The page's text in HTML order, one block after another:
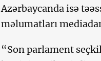
Azərbaycanda isə
məlumatları
“Son parlament